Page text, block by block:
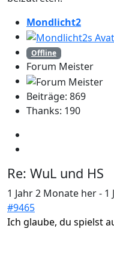
Mondlicht2
Offline
Forum Meister
Beiträge: 869
Thanks: 190
Re: WuL und HS
1 Jahr 2 Monate her- 1
#9465
Ich glaube, du spielst